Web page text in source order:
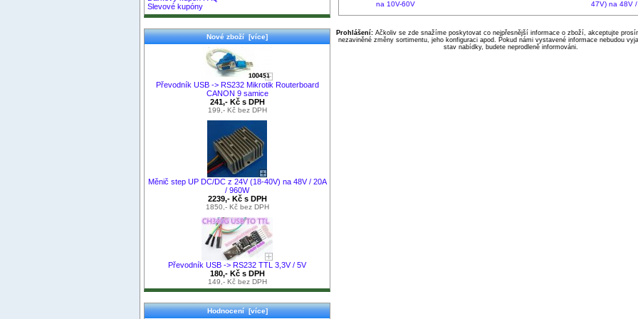
Slevové kupóny
Nové zboží [více]
Převodník USB -> RS232 Mikrotik Routerboard
CANON 9 samice
241,- Kč s DPH
199,- Kč bez DPH
Měnič step UP DC/DC z 24V (18-40V) na 48V / 20A
/ 960W
2239,- Kč s DPH
1850,- Kč bez DPH
Převodník USB -> RS232 TTL 3,3V / 5V
180,- Kč s DPH
149,- Kč bez DPH
Hodnocení [více]
na 10V-60V
47V) na 48V
Prohlášení:Ačkoliv se zde snažíme poskytovat co nejpřesnější informace o zboží, akceptujte
nezaviněné změny sortimentu, jeho konfiguraci apod. Pokud námi vystavené informace nebudou
stav nabídky, budete neprodleně informováni.